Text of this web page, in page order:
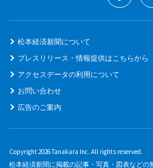
松本経済新聞について
プレスリリース・情報提供はこちらから
アクセスデータの利用について
お問い合わせ
広告のご案内
Copyright 2026 Tanakara Inc. All rights reserved.
松本経済新聞に掲載の記事・写真・図表などの